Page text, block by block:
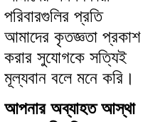
পরিবারগুলির প্রতি
আমাদের কৃতজ্ঞতা প্রকাশ
করার সুযোগকে সত্যিই
মূল্যবান বলে মনে করি।
আপনার অব্যাহত আস্থা